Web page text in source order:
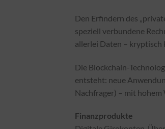
Den Erfindern des
speziell verbundene
allerlei Daten – kryptisch
Die Blockchain-
entsteht: neue
Nachfrager) – mit hohem
Finanzprodukte